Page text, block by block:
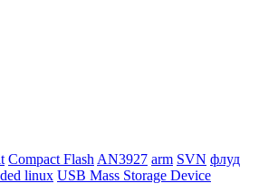
Compact FlashAN3927 arm SVN флуд
linux USB Mass Storage Device